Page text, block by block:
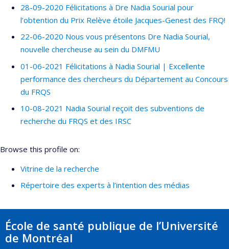
Grant programs:
28-09-2020 Félicitations à Dre Nadia Sourial pour
l’obtention du Prix Relève étoile Jacques-Genest des FRQ!
22-06-2020 Nous vous présentons Dre Nadia Sourial,
nouvelle chercheuse au sein du DMFMU
01-06-2021 Félicitations à Nadia Sourial | Excellente
performance des chercheurs du Département au Concours
du FRQS
10-08-2021 Nadia Sourial reçoit des subventions de
recherche du FRQS et des IRSC
Browse this profile on:
Vitrine de la recherche
Répertoire des experts à l’intention des médias
École de santé publique de l’Université
de Montréal